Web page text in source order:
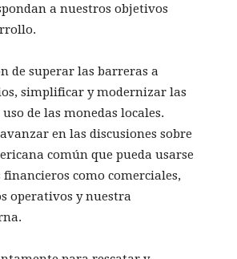
a nuestros objetivos
de superar las barreras a
simplificar y modernizar las
de las monedas locales.
en las discusiones sobre
común que pueda usarse
como comerciales,
operativos y nuestra